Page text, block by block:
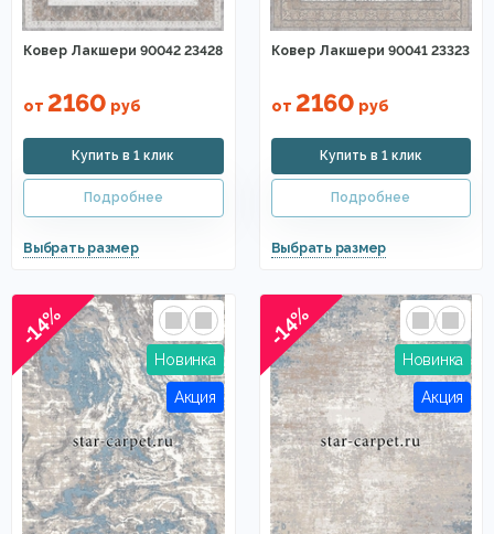
Ковер Лакшери 90042 23428
от 2160 руб
Ковер Лакшери 90041 23323
от 2160 руб
-14% -14%